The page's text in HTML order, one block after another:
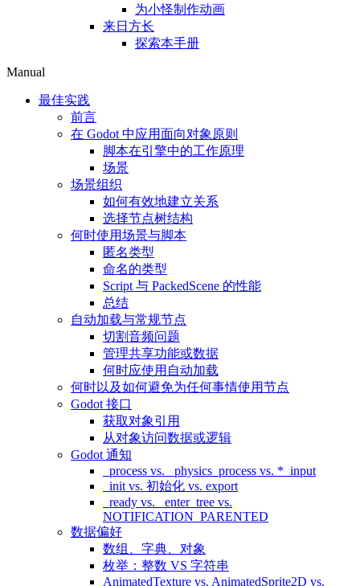
为小怪制作动画
来日方长
探索本手册
Manual
最佳实践
前言
在 Godot 中应用面向对象原则
脚本在引擎中的工作原理
场景
场景组织
如何有效地建立关系
选择节点树结构
何时使用场景与脚本
匿名类型
命名的类型
Script 与 PackedScene 的性能
总结
自动加载与常规节点
切割音频问题
管理共享功能或数据
何时应使用自动加载
何时以及如何避免为任何事情使用节点
Godot 接口
获取对象引用
从对象访问数据或逻辑
Godot 通知
_process vs. _physics_process vs. *_input
_init vs. 初始化 vs. export
_ready vs. _enter_tree vs.
NOTIFICATION_PARENTED
数据偏好
数组、字典、对象
枚举：整数 VS 字符串
AnimatedTexture vs. AnimatedSprite2D vs.